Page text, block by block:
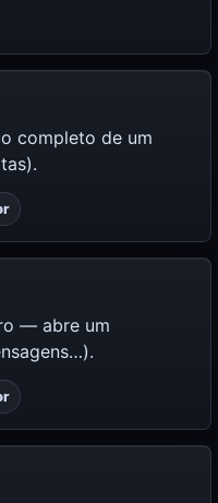
completo de um
— abre um